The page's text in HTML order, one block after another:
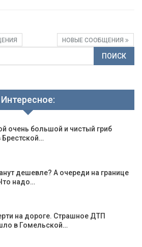
НОВЫЕ СООБЩЕНИЯ
Интересное:
очень большой и чистый гриб
дешевле? А очереди на границе
надо…
на дороге. Страшное ДТП
в Гомельской…